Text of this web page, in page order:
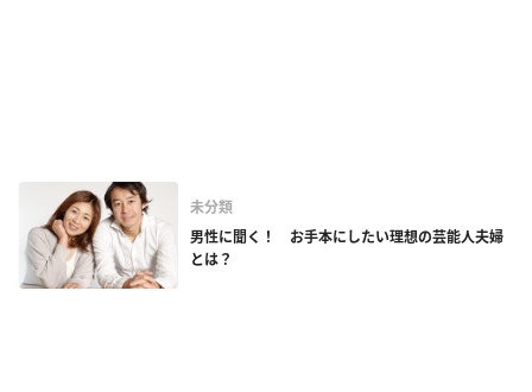
未分類
男性に聞く！ お手本にしたい理想の芸能人夫婦
とは？